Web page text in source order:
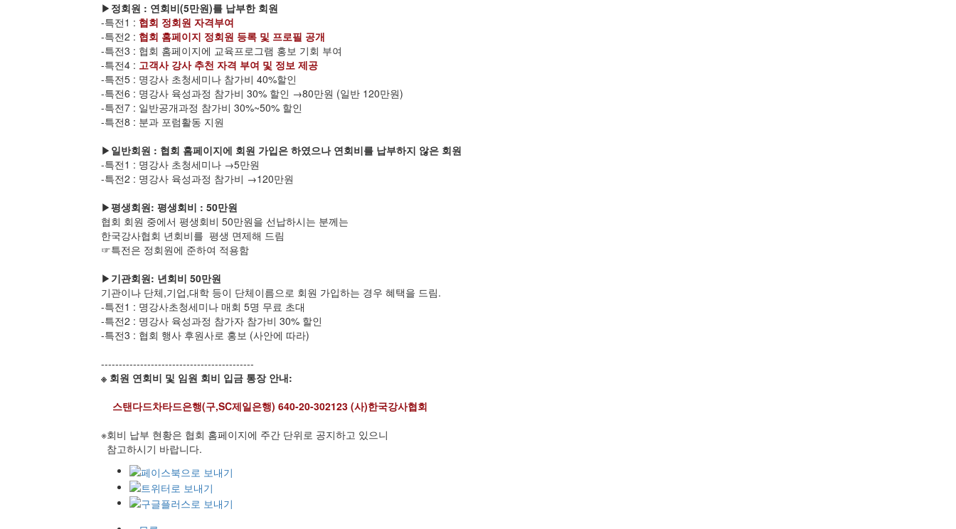
▶ 정회원 : 연회비(5만원)를 납부한 회원
-특전1 : 협회 정회원 자격부여
-특전2 : 협회 홈페이지 정회원 등록 및 프로필 공개
-특전3 : 협회 홈페이지에 교육프로그램 홍보 기회 부여
-특전4 : 고객사 강사 추천 자격 부여 및 정보 제공
-특전5 : 명강사 초청세미나 참가비 40%할인
-특전6 : 명강사 육성과정 참가비 30% 할인 →80만원 (일반 120만원)
-특전7 : 일반공개과정 참가비 30%~50% 할인
-특전8 : 분과 포럼활동 지원
▶ 일반회원 : 협회 홈페이지에 회원 가입은 하였으나 연회비를 납부하지 않은 회원
-특전1 : 명강사 초청세미나 →5만원
-특전2 : 명강사 육성과정 참가비 →120만원
▶평생회원: 평생회비 : 50만원
협회 회원 중에서 평생회비 50만원을 선납하시는 분께는
한국강사협회 년회비를 평생 면제해 드림
☞특전은 정회원에 준하여 적용함
▶ 기관회원: 년회비 50만원
기관이나 단체,기업,대학 등이 단체이름으로 회원 가입하는 경우 혜택을 드림.
-특전1 : 명강사초청세미나 매회 5명 무료 초대
-특전2 : 명강사 육성과정 참가자 참가비 30% 할인
-특전3 : 협회 행사 후원사로 홍보 (사안에 따라)
-------------------------------------------
※ 회원 연회비 및 임원 회비 입금 통장 안내:
스탠다드차타드은행(구,SC제일은행) 640-20-302123 (사)한국강사협회
※회비 납부 현황은 협회 홈페이지에 주간 단위로 공지하고 있으니
참고하시기 바랍니다.